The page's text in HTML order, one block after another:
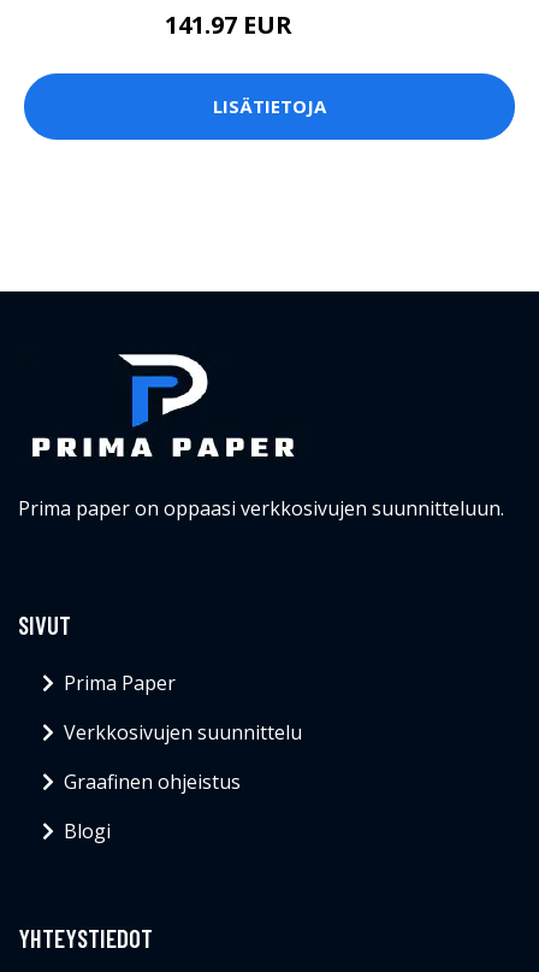
141.97 EUR
LISÄTIETOJA
Prima paper on oppaasi verkkosivujen suunnitteluun.
SIVUT
Prima Paper
Verkkosivujen suunnittelu
Graafinen ohjeistus
Blogi
YHTEYSTIEDOT